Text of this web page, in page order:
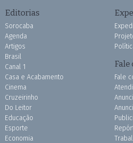
Editorias
Sorocaba
Agenda
Artigos
Brasil
Canal 1
Casa e Acabamento
Cinema
Cruzeirinho
Do Leitor
Educação
Esporte
Economia
Fale
Fale